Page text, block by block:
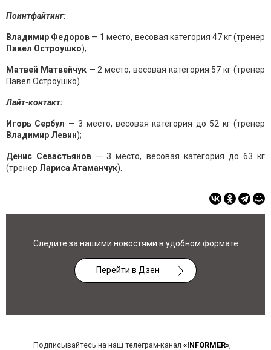
Поинтфайтинг:
Владимир Федоров — 1 место, весовая категория 47 кг (тренер
Павел Остроушко);
Матвей Матвейчук — 2 место, весовая категория 57 кг (тренер
Павел Остроушко).
Лайт-контакт:
Игорь Сербул — 3 место, весовая категория до 52 кг (тренер
Владимир Левин);
Денис Севастьянов — 3 место, весовая категория до 63 кг
(тренер Лариса Атаманчук).
Следите за нашими новостями в удобном формате
Перейти в Дзен
Подписывайтесь на наш телеграм-канал «INFORMER»,